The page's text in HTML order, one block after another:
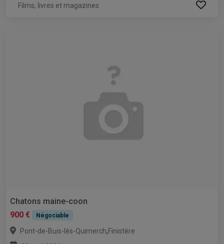
Films, livres et magazines
Chatons maine-coon
900 €
Négociable
Pont-de-Buis-lès-Quimerch,Finistère